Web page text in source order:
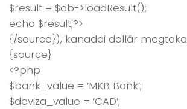
$result = $db->loadResult();
echo $result;?>
{/source}), kanadai dollár
{source}
<?php
$bank_value = ‘MKB Bank’;
$deviza_value = ‘CAD’;